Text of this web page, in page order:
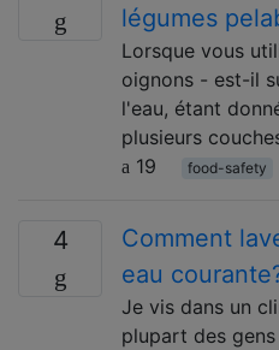
légumes
Lorsque vous
oignons - est-il
l'eau, étant
plusieurs
19
food-safety
4
Comment
eau
Je vis dans un
plupart des